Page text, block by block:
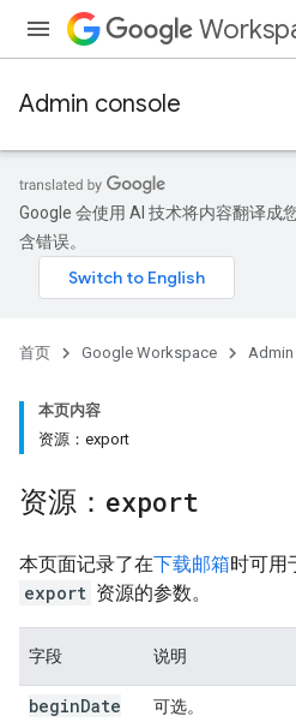
Admin console
Google 会使用 AI 技术将内容翻译成
含错误。
首页 Google Workspace
本页内容
资源：export
资源： export
本页面记录了在下载邮箱时可用
export 资源的参数。
字段 说明
beginDate 可选。